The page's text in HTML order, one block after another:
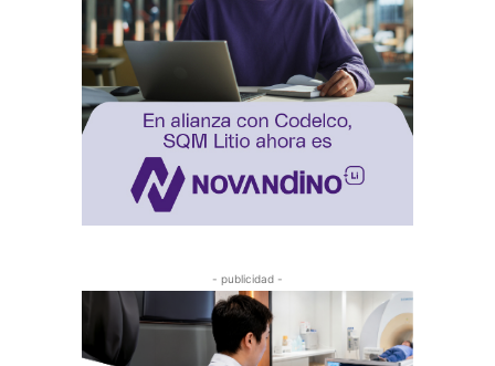
- publicidad -